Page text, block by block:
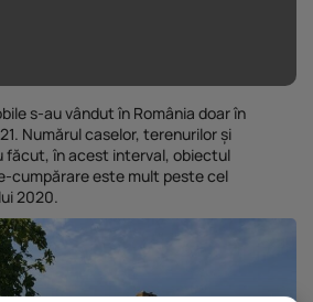
2025 9 Min
imobiliare de peste 425...
2025 4 Min
s-au vândut în România doar în
Numărul caselor, terenurilor și
făcut, în acest interval, obiectul
cumpărare este mult peste cel
2020.